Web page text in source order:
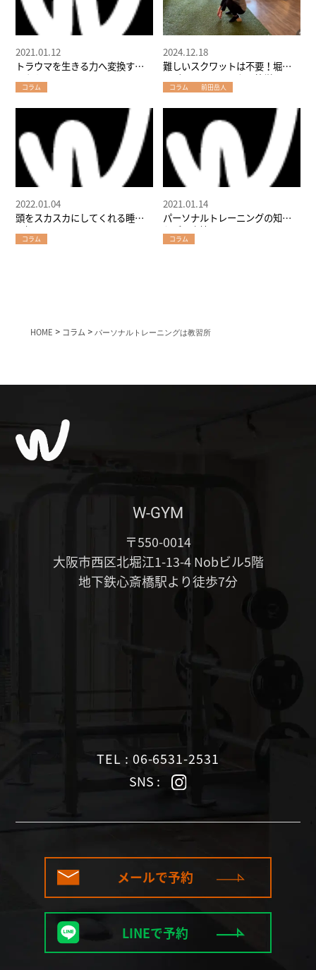
トラウマを生きる力へ変換する
人たち
2021.01.12
コラム
難しいスクワットは不要！堀江
のパーソナルジムなら簡単にで
きる種目でヒップアップが可
2024.12.18
コラム 前田岳人
頭をスカスカにしてくれる睡眠
習慣
2022.01.04
コラム
パーソナルトレーニングの知ら
れざる実情
2021.01.14
コラム
HOME > コラム > パーソナルトレーニングは教習所
W-GYM
〒550-0014
大阪市西区北堀江1-13-4 Nobビル5階
地下鉄心斎橋駅より徒歩7分
TEL : 06-6531-2531
SNS :
メールで予約
LINEで予約